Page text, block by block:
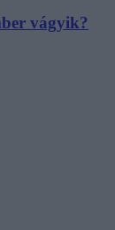
vágyik?